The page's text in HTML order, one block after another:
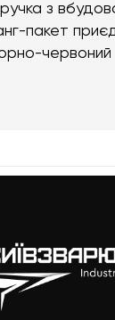
з
пакет
червоний